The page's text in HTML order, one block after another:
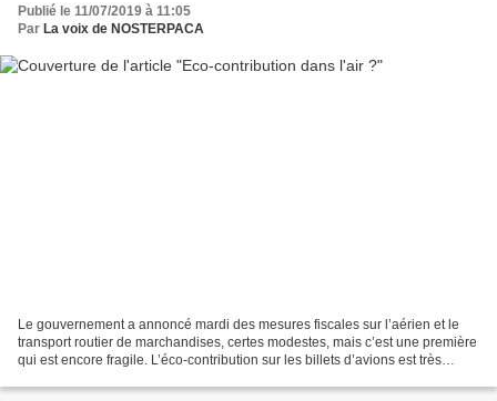
Publié le 11/07/2019 à 11:05
Par La voix de NOSTERPACA
Le gouvernement a annoncé mardi des mesures fiscales sur l’aérien et le
transport routier de marchandises, certes modestes, mais c’est une première
qui est encore fragile. L’éco-contribution sur les billets d’avions est très